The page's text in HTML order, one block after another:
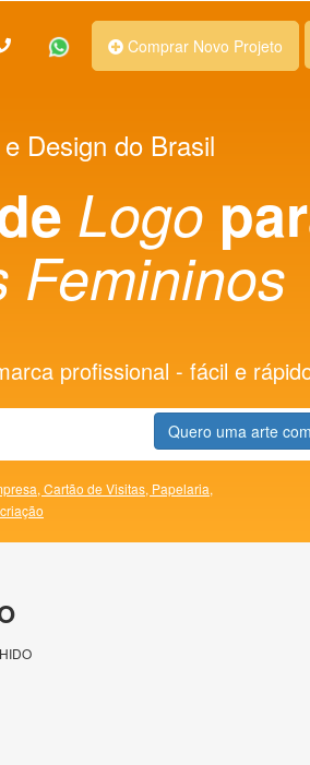
Comprar Novo Projeto
Design do Brasil
Logo
Femininos
profissional - fácil e
Quero uma arte
Cartão de Visitas, Papelaria,